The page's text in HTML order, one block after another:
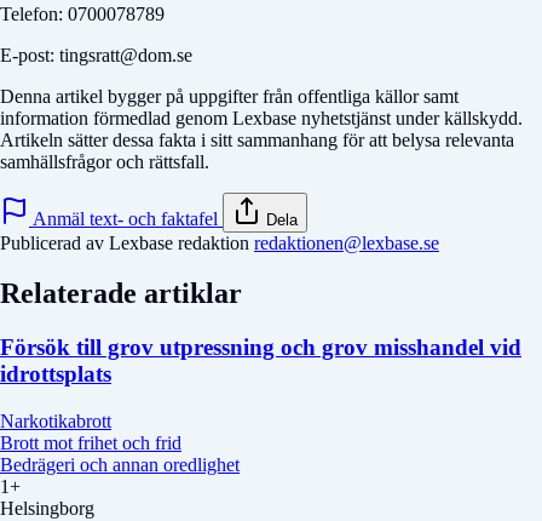
Telefon: 0700078789
E-post: tingsratt@dom.se
Denna artikel bygger på uppgifter från offentliga källor samt
information förmedlad genom Lexbase nyhetstjänst under källskydd.
Artikeln sätter dessa fakta i sitt sammanhang för att belysa relevanta
samhällsfrågor och rättsfall.
Anmäl text- och faktafel Dela
Publicerad av Lexbase redaktion redaktionen@lexbase.se
Relaterade artiklar
Försök till grov utpressning och grov misshandel vid
idrottsplats
Narkotikabrott
Brott mot frihet och frid
Bedrägeri och annan oredlighet
1+
Helsingborg